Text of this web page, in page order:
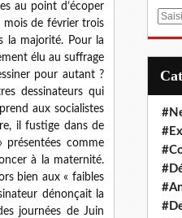
au point d’écoper
mois de février trois
la majorité. Pour la
élu au suffrage
pour autant ?
dessinateurs qui
aux socialistes
il fustige dans de
présentées comme
à la maternité.
bien aux « faibles
dénonçait la
journées de Juin
E